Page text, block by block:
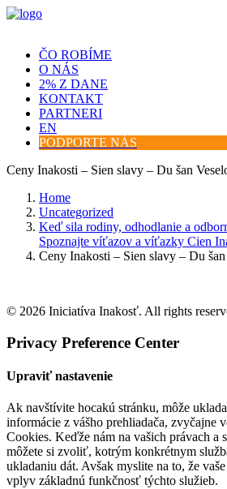
ČO ROBÍME
O NÁS
2% Z DANE
KONTAKT
PARTNERI
EN
PODPORTE NÁS
Ceny Inakosti – Sien slavy – Du šan
Home
Uncategorized
Keď sila rodiny, odhodlanie a
Spoznajte víťazov a víťazky Cien
Ceny Inakosti – Sien slavy – Du
© 2026 Iniciatíva Inakosť. All rights
Privacy Preference Center
Upraviť nastavenie
Ak navštívite hocakú stránku, môže
informácie z vášho prehliadača, zvyčajne
Cookies. Keďže nám na vašich právach a
môžete si zvoliť, kotrým konkrétnym
ukladaniu dát. Avšak myslite na to, že
vplyv základnú funkčnosť týchto služieb.